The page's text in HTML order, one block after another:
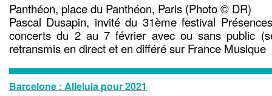
Panthéon, place du Panthéon, Paris (Photo © DR)
Pascal Dusapin, invité du 31ème festival
concerts du 2 au 7 février avec ou sans public
retransmis en direct et en différé sur France Musique
Barcelone : Alleluia pour 2021